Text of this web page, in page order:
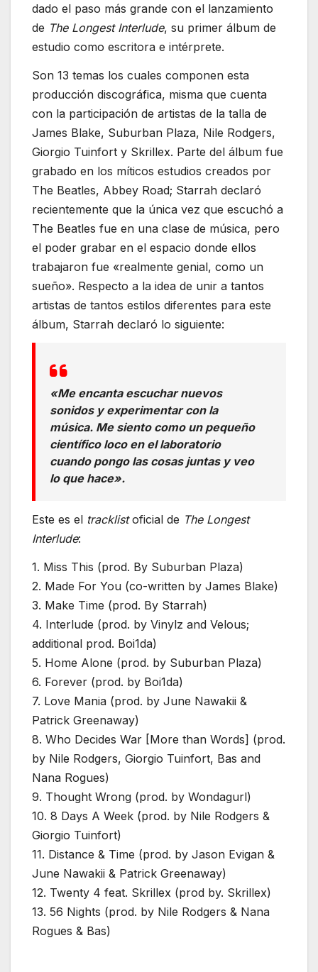
dado el paso más grande con el lanzamiento
de The Longest Interlude, su primer álbum de
estudio como escritora e intérprete.
Son 13 temas los cuales componen esta
producción discográfica, misma que cuenta
con la participación de artistas de la talla de
James Blake, Suburban Plaza, Nile Rodgers,
Giorgio Tuinfort y Skrillex. Parte del álbum fue
grabado en los míticos estudios creados por
The Beatles, Abbey Road; Starrah declaró
recientemente que la única vez que escuchó a
The Beatles fue en una clase de música, pero
el poder grabar en el espacio donde ellos
trabajaron fue «realmente genial, como un
sueño». Respecto a la idea de unir a tantos
artistas de tantos estilos diferentes para este
álbum, Starrah declaró lo siguiente:
«Me encanta escuchar nuevos
sonidos y experimentar con la
música. Me siento como un pequeño
científico loco en el laboratorio
cuando pongo las cosas juntas y veo
lo que hace».
Este es el tracklistoficial de The Longest
Interlude:
1. Miss This (prod. By Suburban Plaza)
2. Made For You (co-written by James Blake)
3. Make Time (prod. By Starrah)
4. Interlude (prod. by Vinylz and Velous;
additional prod. Boi1da)
5. Home Alone (prod. by Suburban Plaza)
6. Forever (prod. by Boi1da)
7. Love Mania (prod. by June Nawakii &
Patrick Greenaway)
8. Who Decides War [More than Words] (prod.
by Nile Rodgers, Giorgio Tuinfort, Bas and
Nana Rogues)
9. Thought Wrong (prod. by Wondagurl)
10. 8 Days A Week (prod. by Nile Rodgers &
Giorgio Tuinfort)
11. Distance & Time (prod. by Jason Evigan &
June Nawakii & Patrick Greenaway)
12. Twenty 4 feat. Skrillex (prod by. Skrillex)
13. 56 Nights (prod. by Nile Rodgers & Nana
Rogues & Bas)